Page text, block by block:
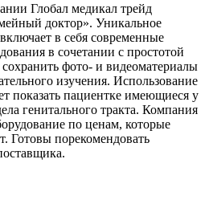
Глобал медикал трейд
доктор». Уникальное
в себя современные
в сочетании с простотой
фото- и видеоматериалы
изучения. Использование
показать пациентке имеющиеся у
генитального тракта. Компания
по ценам, которые
Готовы порекомендовать